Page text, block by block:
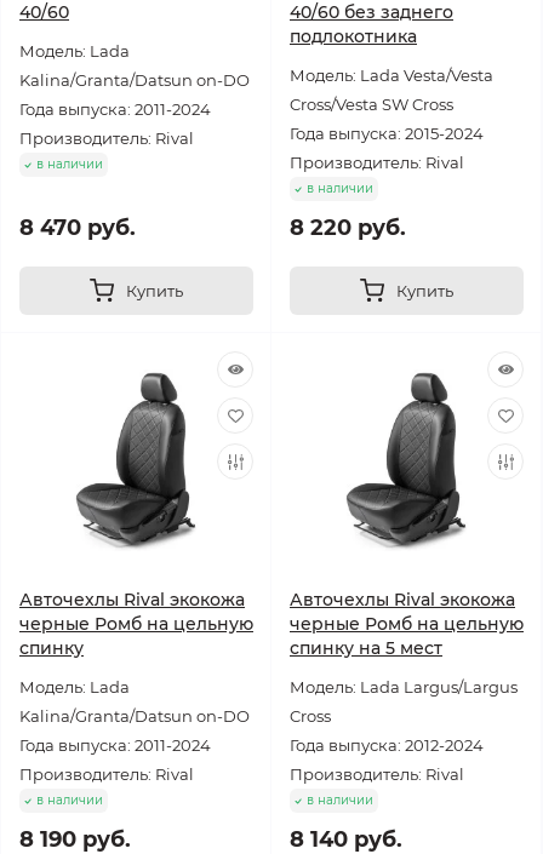
40/60
Модель: Lada
Kalina/Granta/Datsun on-DO
Года выпуска: 2011-2024
Производитель: Rival
в наличии
8 470 руб.
Купить
40/60 без заднего
подлокотника
Модель: Lada Vesta/Vesta
Cross/Vesta SW Cross
Года выпуска: 2015-2024
Производитель: Rival
в наличии
8 220 руб.
Купить
Авточехлы Rival экокожа
черные Ромб на цельную
спинку
Модель: Lada
Kalina/Granta/Datsun on-DO
Года выпуска: 2011-2024
Производитель: Rival
в наличии
8 190 руб.
Авточехлы Rival экокожа
черные Ромб на цельную
спинку на 5 мест
Модель: Lada Largus/Largus
Cross
Года выпуска: 2012-2024
Производитель: Rival
в наличии
8 140 руб.